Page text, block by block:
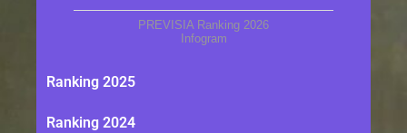
PREVISIA Ranking 2026
Infogram
Ranking 2025
Ranking 2024